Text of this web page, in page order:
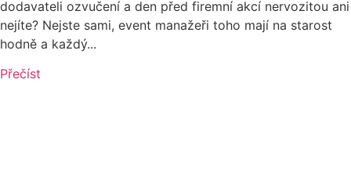
dodavateli ozvučení a den před firemní akcí nervozitou ani
nejíte? Nejste sami, event manažeři toho mají na starost
hodně a každý...
Přečíst